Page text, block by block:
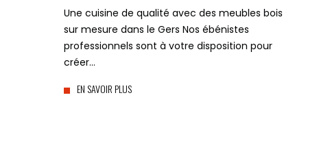
Une cuisine de qualité avec des meubles bois
sur mesure dans le Gers Nos ébénistes
professionnels sont à votre disposition pour
créer…
EN SAVOIR PLUS